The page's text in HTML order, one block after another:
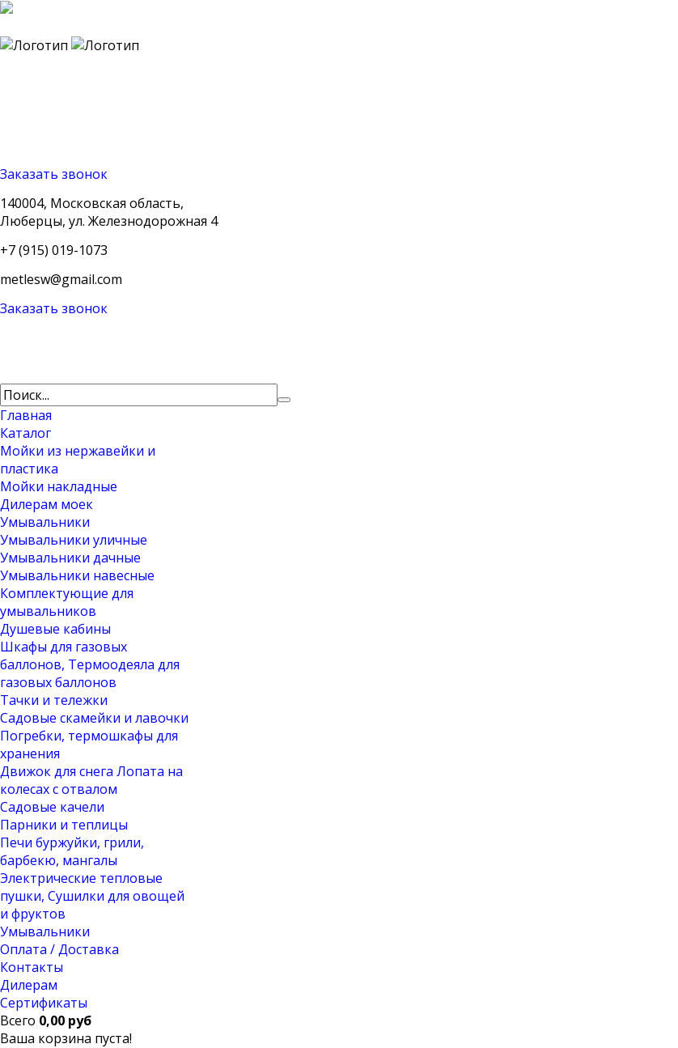
Заказать звонок
140004, Московская область,
Люберцы, ул. Железнодорожная 4
+7 (915) 019-1073
metlesw@gmail.com
Заказать звонок
Главная
Каталог
Мойки из нержавейки и
пластика
Мойки накладные
Дилерам моек
Умывальники
Умывальники уличные
Умывальники дачные
Умывальники навесные
Комплектующие для
умывальников
Душевые кабины
Шкафы для газовых
баллонов, Термоодеяла для
газовых баллонов
Тачки и тележки
Садовые скамейки и лавочки
Погребки, термошкафы для
хранения
Движок для снега Лопата на
колесах с отвалом
Садовые качели
Парники и теплицы
Печи буржуйки, грили,
барбекю, мангалы
Электрические тепловые
пушки, Сушилки для овощей
и фруктов
Умывальники
Оплата / Доставка
Контакты
Дилерам
Сертификаты
Всего 0,00 руб
Ваша корзина пуста!